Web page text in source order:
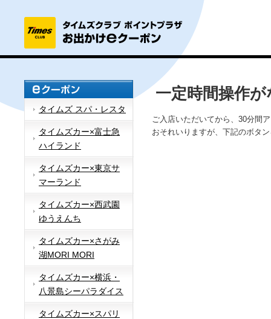
タイムズ スパ・レスタ
タイムズカー×富士急
ハイランド
タイムズカー×東京サ
マーランド
タイムズカー×西武園
ゆうえんち
タイムズカー×さがみ
湖MORI MORI
タイムズカー×横浜・
八景島シーパラダイス
タイムズカー×スパリ
一定時間操作
ご入店いただいてから、30分間
おそれいりますが、下記のボタ